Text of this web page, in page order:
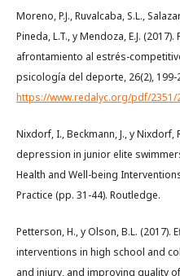
Moreno, P.J., Ruvalcaba, S.L.,
Pineda, L.T., y Mendoza, E.J.
afrontamiento al estrés-
psicología del deporte, 26(2), 199-
https://www.redalyc.org/pdf/2351/
Nixdorf, I., Beckmann, J., y
depression in junior elite
Health and Well-being
Practice (pp. 31-44). Routledge.
Petterson, H., y Olson, B.L.
interventions in high school and
and injury, and improving quality